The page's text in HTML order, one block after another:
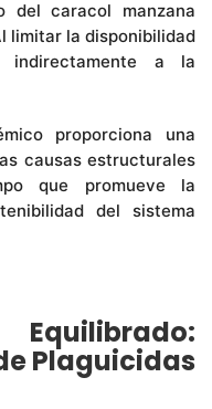
del caracol manzana
limitar la disponibilidad
indirectamente a la
proporciona una
causas estructurales
que promueve la
del sistema
Plaguicidas